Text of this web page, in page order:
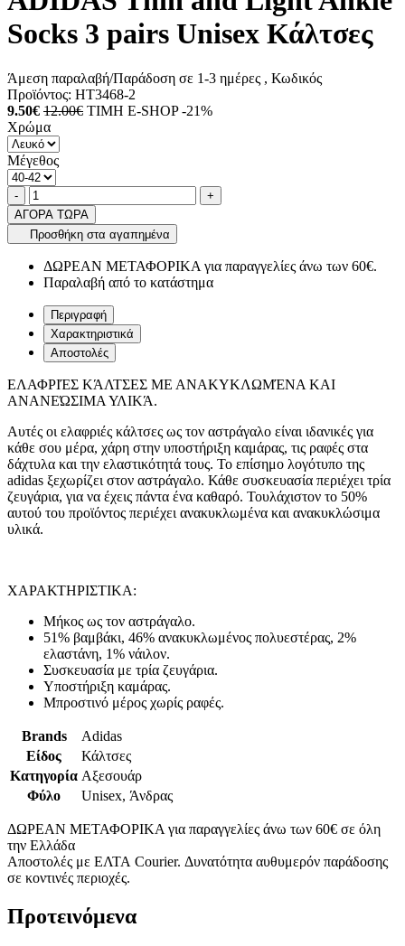
Socks 3 pairs Unisex Κάλτσες
Άμεση παραλαβή/Παράδοση σε 1-3 ημέρες , Κωδικός
Προϊόντος: HT3468-2
9.50€ 12.00€ ΤΙΜΗ E-SHOP -21%
Χρώμα
Μέγεθος
Ποσότητα
-product.increase.quantity +
ΑΓΟΡΑ ΤΩΡΑ
Προσθήκη στα αγαπημένα
ΔΩΡΕΑΝ ΜΕΤΑΦΟΡΙΚΑ για παραγγελίες άνω των 60€.
Παραλαβή από το κατάστημα
Περιγραφή
Χαρακτηριστικά
Αποστολές
ΕΛΑΦΡΙΈΣ ΚΆΛΤΣΕΣ ΜΕ ΑΝΑΚΥΚΛΩΜΈΝΑ ΚΑΙ
ΑΝΑΝΕΏΣΙΜΑ ΥΛΙΚΆ.
Αυτές οι ελαφριές κάλτσες ως τον αστράγαλο είναι ιδανικές για
κάθε σου μέρα, χάρη στην υποστήριξη καμάρας, τις ραφές στα
δάχτυλα και την ελαστικότητά τους. Το επίσημο λογότυπο της
adidas ξεχωρίζει στον αστράγαλο. Κάθε συσκευασία περιέχει τρία
ζευγάρια, για να έχεις πάντα ένα καθαρό. Τουλάχιστον το 50%
αυτού του προϊόντος περιέχει ανακυκλωμένα και ανακυκλώσιμα
υλικά.
ΧΑΡΑΚΤΗΡΙΣΤΙΚΑ:
Μήκος ως τον αστράγαλο.
51% βαμβάκι, 46% ανακυκλωμένος πολυεστέρας, 2%
ελαστάνη, 1% νάιλον.
Συσκευασία με τρία ζευγάρια.
Υποστήριξη καμάρας.
Μπροστινό μέρος χωρίς ραφές.
Brands
Adidas
Είδος
Κάλτσες
Κατηγορία Αξεσουάρ
Φύλο
Unisex, Άνδρας
ΔΩΡΕΑΝ ΜΕΤΑΦΟΡΙΚΑ για παραγγελίες άνω των 60€ σε όλη
την Ελλάδα
Αποστολές με ΕΛΤΑ Courier. Δυνατότητα αυθυμερόν παράδοσης
σε κοντινές περιοχές.
Προτεινόμενα